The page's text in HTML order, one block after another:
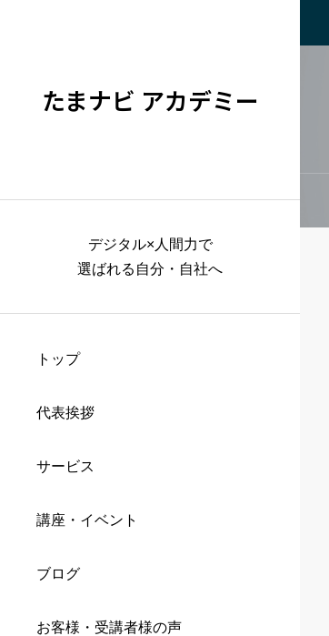
たまナビ アカデミー
デジタル×人間力で
選ばれる自分・自社へ
トップ
代表挨拶
サービス
講座・イベント
ブログ
お客様・受講者様の声